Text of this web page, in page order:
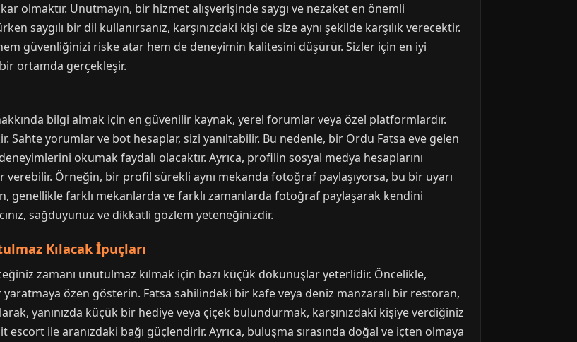
olmaktır. Unutmayın, bir hizmet alışverişinde saygı ve nezaket en önemli
saygılı bir dil kullanırsanız, karşınızdaki kişi de size aynı şekilde karşılık verecektir.
güvenliğinizi riske atar hem de deneyimin kalitesini düşürür. Sizler için en iyi
ortamda gerçekleşir.
bilgi almak için en güvenilir kaynak, yerel forumlar veya özel platformlardır.
yorumlar ve bot hesaplar, sizi yanıltabilir. Bu nedenle, bir Ordu Fatsa eve gelen
okumak faydalı olacaktır. Ayrıca, profilin sosyal medya hesaplarını
Örneğin, bir profil sürekli aynı mekanda fotoğraf paylaşıyorsa, bu bir uyarı
genellikle farklı mekanlarda ve farklı zamanlarda fotoğraf paylaşarak kendini
sağduyunuz ve dikkatli gözlem yeteneğinizdir.
Kılacak İpuçları
zamanı unutulmaz kılmak için bazı küçük dokunuşlar yeterlidir. Öncelikle,
özen gösterin. Fatsa sahilindeki bir kafe veya deniz manzaralı bir restoran,
yanınızda küçük bir hediye veya çiçek bulundurmak, karşınızdaki kişiye verdiğiniz
ile aranızdaki bağı güçlendirir. Ayrıca, buluşma sırasında doğal ve içten olmaya